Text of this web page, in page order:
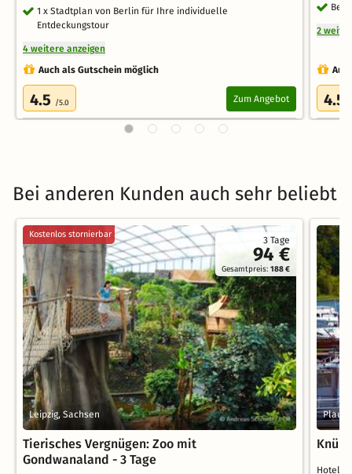
1 x Stadtplan von Berlin für Ihre individuelle
Entdeckungstour
4 weitere anzeigen
Auch als Gutschein möglich
4.5 /5.0 Zum Angebot
2
4.5
Bei anderen Kunden auch sehr beliebt
3 Tage
94 €
Gesamtpreis:188 €
Kostenlos stornierbar
Leipzig, Sachsen
Tierisches Vergnügen: Zoo mit
Gondwanaland - 3 Tage
Plau
Hotel